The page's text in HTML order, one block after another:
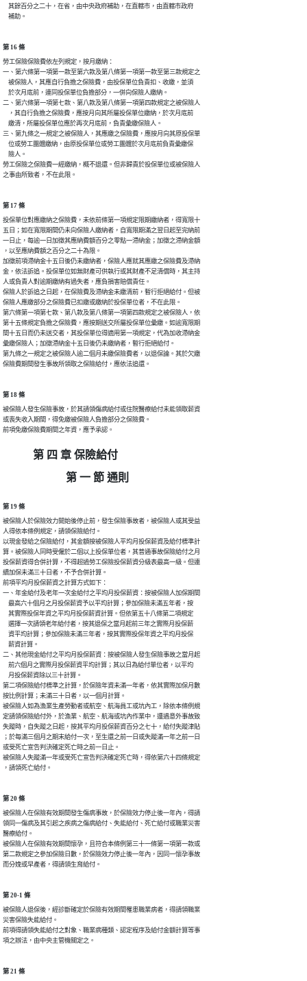
    其餘百分之二十，在省，由中央政府補助，在直轄市，由直轄市政府
    補助。
第 16 條
勞工保險保險費依左列規定，按月繳納：
一、第六條第一項第一款至第六款及第八條第一項第一款至第三款規定之
    被保險人，其應自行負擔之保險費，由投保單位負責扣、收繳，並須
    於次月底前，連同投保單位負擔部分，一併向保險人繳納。
二、第六條第一項第七款、第八款及第八條第一項第四款規定之被保險人
    ，其自行負擔之保險費，應按月向其所屬投保單位繳納，於次月底前
    繳清，所屬投保單位應於再次月底前，負責彙繳保險人。
三、第九條之一規定之被保險人，其應繳之保險費，應按月向其原投保單
    位或勞工團體繳納，由原投保單位或勞工團體於次月底前負責彙繳保
    險人。
勞工保險之保險費一經繳納，概不退還。但非歸責於投保單位或被保險人
之事由所致者，不在此限。
第 17 條
投保單位對應繳納之保險費，未依前條第一項規定限期繳納者，得寬限十
五日；如在寬限期間仍未向保險人繳納者，自寬限期滿之翌日起至完納前
一日止，每逾一日加徵其應納費額百分之零點一滯納金；加徵之滯納金額
，以至應納費額之百分之二十為限。
加徵前項滯納金十五日後仍未繳納者，保險人應就其應繳之保險費及滯納
金，依法訴追。投保單位如無財產可供執行或其財產不足清償時，其主持
人或負責人對逾期繳納有過失者，應負損害賠償責任。
保險人於訴追之日起，在保險費及滯納金未繳清前，暫行拒絕給付。但被
保險人應繳部分之保險費已扣繳或繳納於投保單位者，不在此限。
第六條第一項第七款、第八款及第八條第一項第四款規定之被保險人，依
第十五條規定負擔之保險費，應按期送交所屬投保單位彙繳。如逾寬限期
間十五日而仍未送交者，其投保單位得適用第一項規定，代為加收滯納金
彙繳保險人；加徵滯納金十五日後仍未繳納者，暫行拒絕給付。
第九條之一規定之被保險人逾二個月未繳保險費者，以退保論。其於欠繳
保險費期間發生事故所領取之保險給付，應依法追還。
第 18 條
被保險人發生保險事故，於其請領傷病給付或住院醫療給付未能領取薪資
或喪失收入期間，得免繳被保險人負擔部分之保險費。
前項免繳保險費期間之年資，應予承認。
第 四 章 保險給付
第 一 節 通則
第 19 條
被保險人於保險效力開始後停止前，發生保險事故者，被保險人或其受益
人得依本條例規定，請領保險給付。
以現金發給之保險給付，其金額按被保險人平均月投保薪資及給付標準計
算。被保險人同時受僱於二個以上投保單位者，其普通事故保險給付之月
投保薪資得合併計算，不得超過勞工保險投保薪資分級表最高一級。但連
續加保未滿三十日者，不予合併計算。
前項平均月投保薪資之計算方式如下：
一、年金給付及老年一次金給付之平均月投保薪資：按被保險人加保期間
    最高六十個月之月投保薪資予以平均計算；參加保險未滿五年者，按
    其實際投保年資之平均月投保薪資計算。但依第五十八條第二項規定
    選擇一次請領老年給付者，按其退保之當月起前三年之實際月投保薪
    資平均計算；參加保險未滿三年者，按其實際投保年資之平均月投保
    薪資計算。
二、其他現金給付之平均月投保薪資：按被保險人發生保險事故之當月起
    前六個月之實際月投保薪資平均計算；其以日為給付單位者，以平均
    月投保薪資除以三十計算。
第二項保險給付標準之計算，於保險年資未滿一年者，依其實際加保月數
按比例計算；未滿三十日者，以一個月計算。
被保險人如為漁業生產勞動者或航空、航海員工或坑內工，除依本條例規
定請領保險給付外，於漁業、航空、航海或坑內作業中，遭遇意外事故致
失蹤時，自失蹤之日起，按其平均月投保薪資百分之七十，給付失蹤津貼
；於每滿三個月之期末給付一次，至生還之前一日或失蹤滿一年之前一日
或受死亡宣告判決確定死亡時之前一日止。
被保險人失蹤滿一年或受死亡宣告判決確定死亡時，得依第六十四條規定
，請領死亡給付。
第 20 條
被保險人在保險有效期間發生傷病事故，於保險效力停止後一年內，得請
領同一傷病及其引起之疾病之傷病給付、失能給付、死亡給付或職業災害
醫療給付。
被保險人在保險有效期間懷孕，且符合本條例第三十一條第一項第一款或
第二款規定之參加保險日數，於保險效力停止後一年內，因同一懷孕事故
而分娩或早產者，得請領生育給付。
第 20-1 條
被保險人退保後，經診斷確定於保險有效期間罹患職業病者，得請領職業
災害保險失能給付。
前項得請領失能給付之對象、職業病種類、認定程序及給付金額計算等事
項之辦法，由中央主管機關定之。
第 21 條